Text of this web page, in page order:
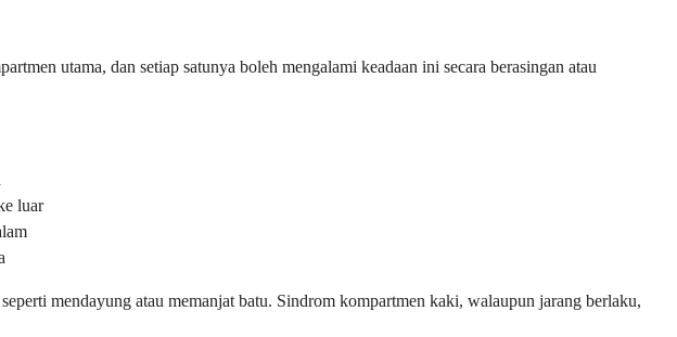
utama, dan setiap satunya boleh mengalami keadaan ini secara berasingan atau
luar
mendayung atau memanjat batu. Sindrom kompartmen kaki, walaupun jarang berlaku,